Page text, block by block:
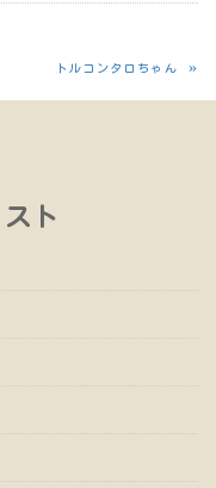
トルコンタロちゃん »
ト